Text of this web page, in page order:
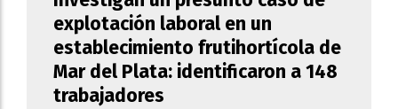
explotación laboral en un
establecimiento frutihortícola de
Mar del Plata: identificaron a 148
trabajadores